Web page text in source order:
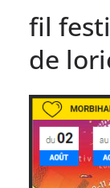
fil
de